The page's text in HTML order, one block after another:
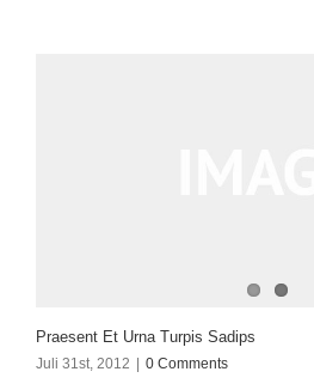
Praesent Et Urna Turpis Sadips
Juli 31st, 2012 0 Comments